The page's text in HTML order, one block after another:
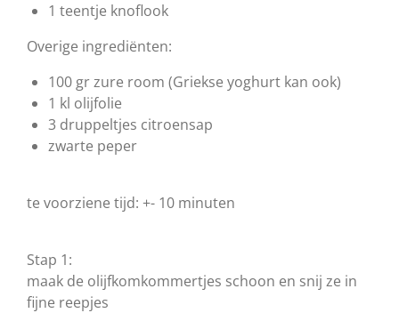
1 teentje knoflook
Overige ingrediënten:
100 gr zure room (Griekse yoghurt kan ook)
1 kl olijfolie
3 druppeltjes citroensap
zwarte peper
te voorziene tijd: +- 10 minuten
Stap 1:
maak de olijfkomkommertjes schoon en snij ze in
fijne reepjes